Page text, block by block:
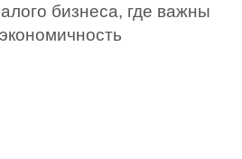
бизнеса, где важны